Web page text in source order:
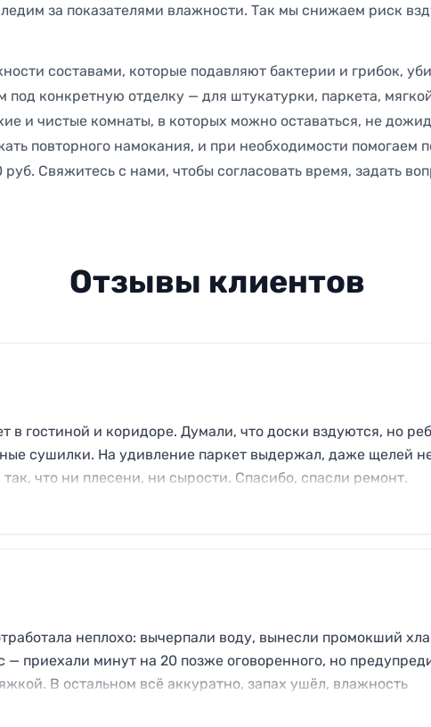
за показателями влажности. Так мы снижаем риск
составами, которые подавляют бактерии и грибок,
под конкретную отделку — для штукатурки, паркета,
и чистые комнаты, в которых можно оставаться, не
повторного намокания, и при необходимости помогаем
Свяжитесь с нами, чтобы согласовать время, задать
Отзывы клиентов
в гостиной и коридоре. Думали, что доски вздуются, но
сушилки. На удивление паркет выдержал, даже щелей
так, что ни плесени, ни сырости. Спасибо, спасли ремонт.
неплохо: вычерпали воду, вынесли промокший
приехали минут на 20 позже оговоренного, но
В остальном всё аккуратно, запах ушёл, влажность